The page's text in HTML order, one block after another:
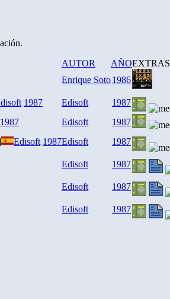
AUTOR AÑOEXTRAS
Enrique Soto1986
1987 Edisoft 1987
1987 Edisoft 1987
Edisoft 1987Edisoft 1987
Edisoft 1987
Edisoft 1987
Edisoft 1987